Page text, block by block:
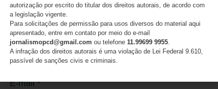
Nome*
E-mail*
autorização por escrito do titular dos direitos autorais, de acordo com
a legislação vigente.
Para solicitações de permissão para usos diversos do material aqui
apresentado, entre em contato por meio do e-mail
jornalismopcd@gmail.com ou telefone 11.99699 9955.
A infração dos direitos autorais é uma violação de Lei Federal 9.610,
passível de sanções civis e criminais.